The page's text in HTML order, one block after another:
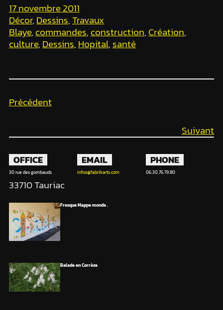
17 novembre 2011
Décor, Dessins, Travaux
Blaye, commandes, construction, Création
culture, Dessins, Hopital, santé
Précédent
Suivant
OFFICE
30 rue des gombauds
33710 Tauriac
EMAIL
infos@fabrikarts.com
PHONE
06.30.76.79.80
Fresque Mappe monde .
Balade en Corrèze